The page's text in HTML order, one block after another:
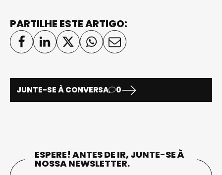
PARTILHE ESTE ARTIGO:
JUNTE-SE À CONVERSA 0
ESPERE! ANTES DE IR, JUNTE-SE À
NOSSA NEWSLETTER.